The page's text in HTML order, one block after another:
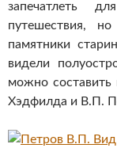
запечатлеть
путешествия,
памятники
видели
можно составить
Хэдфилда и В.П.